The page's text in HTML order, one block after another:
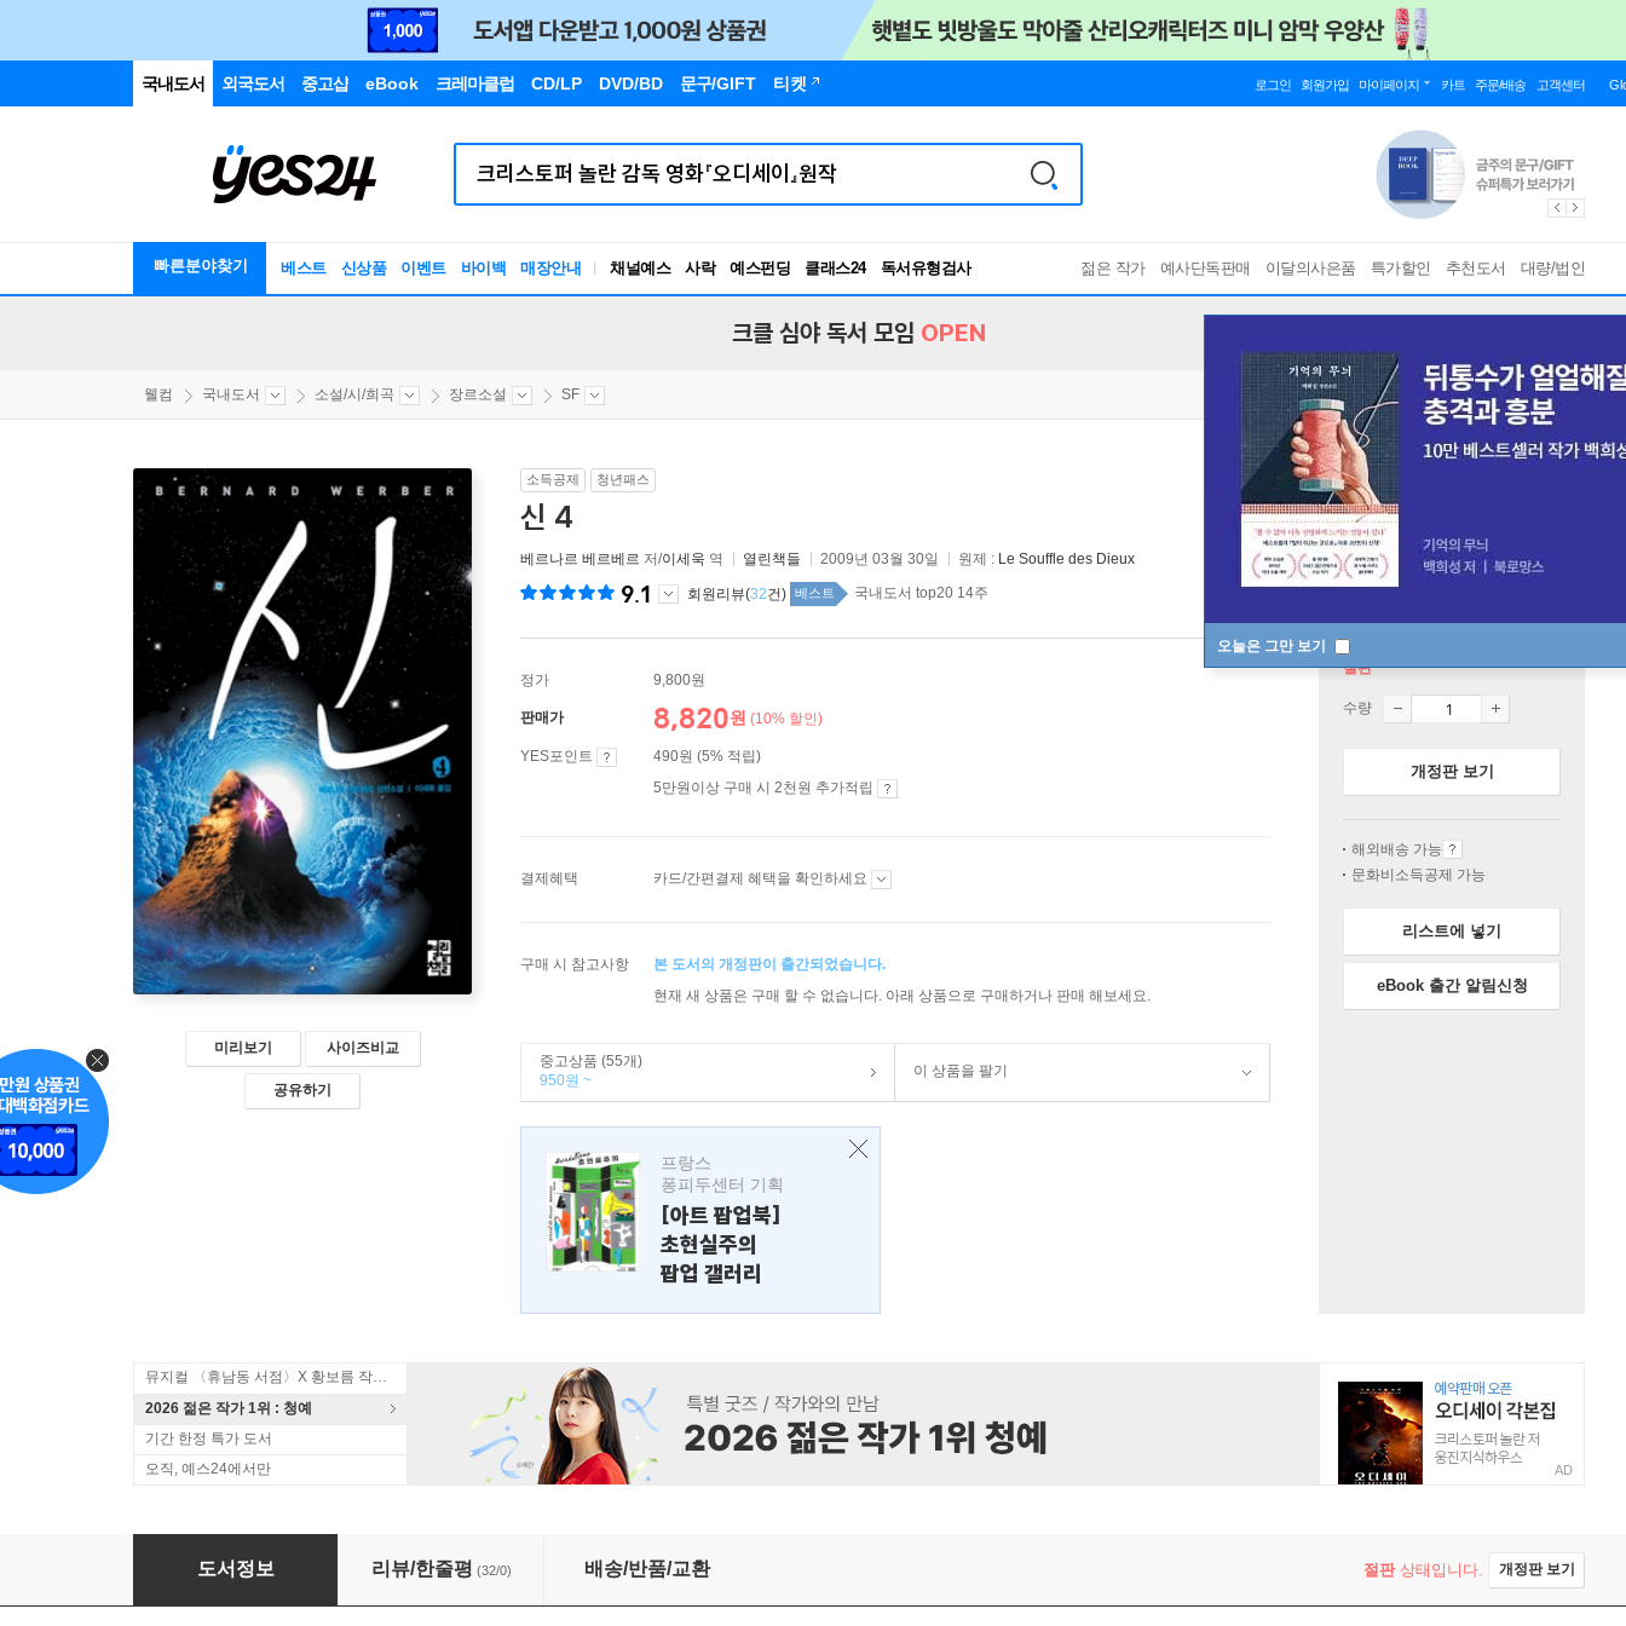
국내도서 외국도서 중고샵 eBook 크레마클럽 CD/LP DVD/BD 문구/GIFT 티켓 로그인 회원가입 마이페이지 카트 주문/배송 고객센터
빠른분야찾기 베스트 신상품 이벤트 바이백 매장안내 채널예스 사락 예스펀딩 클래스24
독서유형검사
RBTI Lab
젊은 작가 예사단독판매 이달의사은품 특가할인 추천도서 대량/법인
오늘은 그만 보기
크클 심야 독서 모임 OPEN
웰컴 국내도서 소설/시/희곡 장르소설 SF
미리보기 사이즈비교
공유하기
소득공제 청년패스
신 4
베르나르 베르베르 저/이세욱 역 열린책들 2009년 03월 30일 원제 : Le Souffle des Dieux
9.1 회원리뷰(32건) 베스트 국내도서 top20 14주
정가 9,800원
판매가 8,820원 (10% 할인)
YES포인트
490원 (5% 적립)
5만원이상 구매 시 2천원 추가적립
결제혜택 카드/간편결제 혜택을 확인하세요
구매 시 참고사항
본 도서의 개정판이 출간되었습니다.
현재 새 상품은 구매 할 수 없습니다. 아래 상품으로 구매하거나 판매 해보세요.
중고상품 (55개)
950원 ~
이 상품을 팔기
프랑스
퐁피두센터 기획
[아트 팝업북]
초현실주의
팝업 갤러리
절판
수량
개정판 보기
해외배송 가능
문화비소득공제 가능
리스트에 넣기
eBook 출간 알림신청
뮤지컬 〈휴남동 서점〉X 황보름 작가 북토크
2026 젊은 작가 1위 : 청예
기간 한정 특가 도서
오직, 예스24에서만
AD
도서정보 리뷰/한줄평 (32/0) 배송/반품/교환 절판상태입니다. 개정판 보기